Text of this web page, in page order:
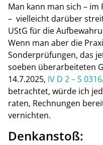
Man kann man sich –
– vielleicht darüber
UStG für die
Wenn man aber die
Sonderprüfungen, das
soeben überarbeiteten
14.7.2025, IV D 2 – S
betrachtet, würde ich
raten, Rechnungen
vernichten.
Denkanstoß: